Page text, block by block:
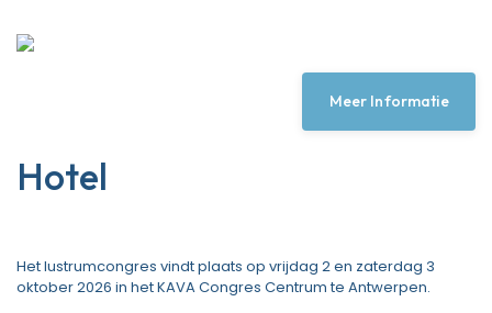
Meer Informatie
Hotel
Het lustrumcongres vindt plaats op vrijdag 2 en zaterdag 3
oktober 2026 in het KAVA Congres Centrum te Antwerpen.